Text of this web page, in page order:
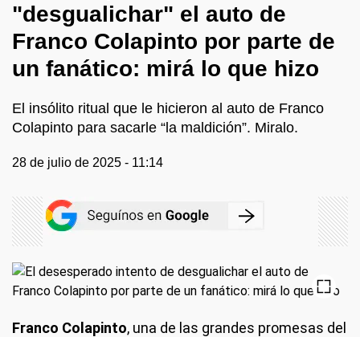
"desgualichar" el auto de
Franco Colapinto por parte de
un fanático: mirá lo que hizo
El insólito ritual que le hicieron al auto de Franco
Colapinto para sacarle “la maldición”. Miralo.
28 de julio de 2025 - 11:14
Franco Colapinto, una de las grandes promesas del